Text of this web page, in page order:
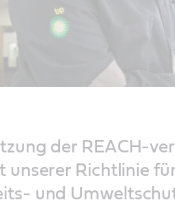
der REACH-
unserer Richtlinie
und